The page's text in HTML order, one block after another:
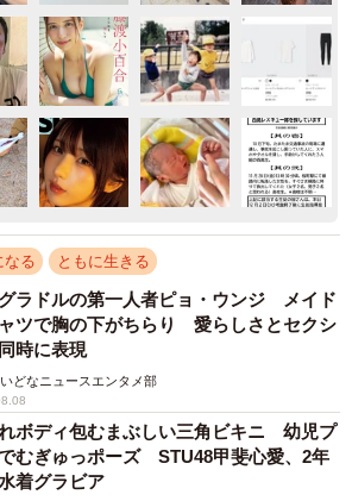
なる ともに生きる
ラドルの第一人者ピョ・ウンジ メイド
ツで胸の下がちらり 愛らしさとセクシ
時に表現
いどなニュースエンタメ部
ボディ包むまぶしい三角ビキニ 幼児プ
むぎゅっポーズ STU48甲斐心愛、2年
着グラビア